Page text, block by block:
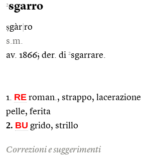
2sgarro
ṣgàr ro
s.m.
av. 1866; der. di 2sgarrare.
1. RE roman., strappo, lacerazione
pelle, ferita
2. BU grido, strillo
Correzioni e suggerimenti